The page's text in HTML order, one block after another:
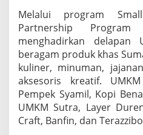
M
B
i
n
a
a
n
d
a
n
L
Melalui program
Partnership Program
menghadirkan delapan
beragam produk khas
kuliner, minuman,
aksesoris kreatif.
Pempek Syamil, Kopi
UMKM Sutra, Layer
Craft, Banfin, dan